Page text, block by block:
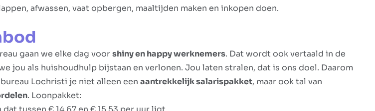
afwassen, vaat opbergen, maaltijden maken en inkopen doen.
gaan we elke dag voorshiny en happy werknemers. Dat wordt ook vertaald in de
jou als huishoudhulp bijstaan en verlonen. Jou laten stralen, dat is ons doel. Daarom
Lochristi je niet alleen een aantrekkelijk salarispakket, maar ook tal van
. Loonpakket: